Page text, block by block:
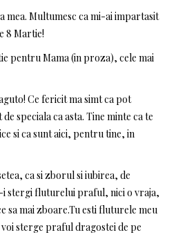
mea. Multumesc ca mi-ai impartasit
8 Martie!
pentru Mama (in proza), cele mai
Ce fericit ma simt ca pot
speciala ca asta. Tine minte ca te
si ca sunt aici, pentru tine, in
ca si zborul si iubirea, de
i stergi fluturelui praful, nici o vraja,
sa mai zboare.Tu esti fluturele meu
sterge praful dragostei de pe